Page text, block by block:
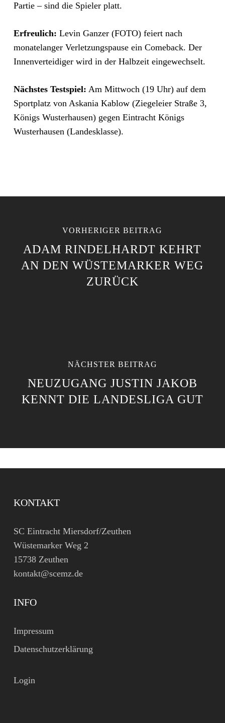
Partie – sind die Spieler platt.
Erfreulich: Levin Ganzer (FOTO) feiert nach
monatelanger Verletzungspause ein Comeback. Der
Innenverteidiger wird in der Halbzeit eingewechselt.
Nächstes Testspiel: Am Mittwoch (19 Uhr) auf dem
Sportplatz von Askania Kablow (Ziegeleier Straße 3,
Königs Wusterhausen) gegen Eintracht Königs
Wusterhausen (Landesklasse).
VORHERIGER BEITRAG
ADAM RINDELHARDT KEHRT
AN DEN WÜSTEMARKER WEG
ZURÜCK
NÄCHSTER BEITRAG
NEUZUGANG JUSTIN JAKOB
KENNT DIE LANDESLIGA GUT
KONTAKT
SC Eintracht Miersdorf/Zeuthen
Wüstemarker Weg 2
15738 Zeuthen
kontakt@scemz.de
INFO
Impressum
Datenschutzerklärung
Login